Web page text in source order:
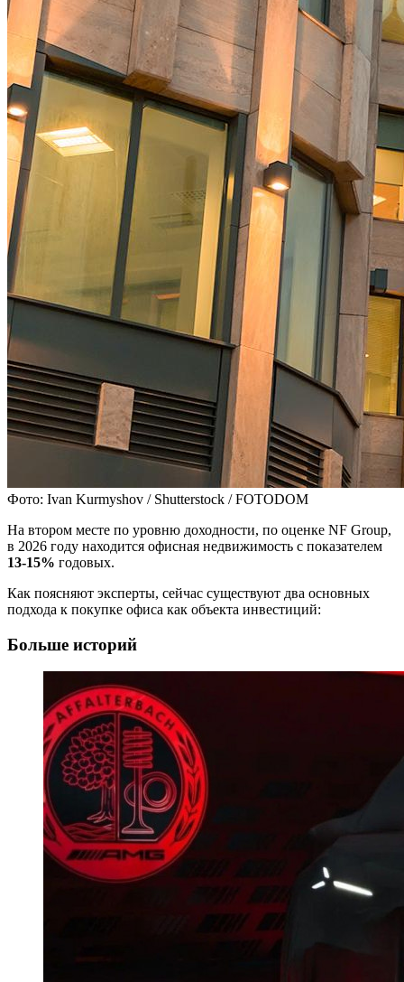
Фото: Ivan Kurmyshov / Shutterstock / FOTODOM
На втором месте по уровню доходности, по оценке NF Group,
в 2026 году находится офисная недвижимость с показателем
13-15% годовых.
Как поясняют эксперты, сейчас существуют два основных
подхода к покупке офиса как объекта инвестиций:
Больше историй